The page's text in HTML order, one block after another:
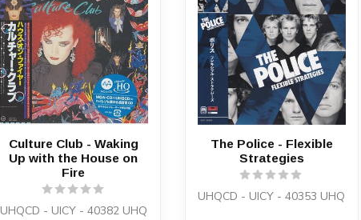
Culture Club - Waking
Up with the House on
Fire
UHQCD - UICY - 40382 UHQ
The Police - Flexible
Strategies
UHQCD - UICY - 40353 UHQ